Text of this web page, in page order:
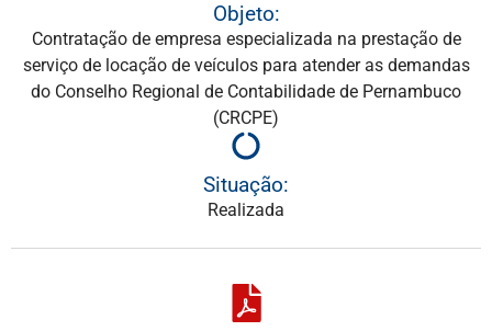
Objeto:
Contratação de empresa especializada na prestação de
serviço de locação de veículos para atender as demandas
do Conselho Regional de Contabilidade de Pernambuco
(CRCPE)
Situação:
Realizada